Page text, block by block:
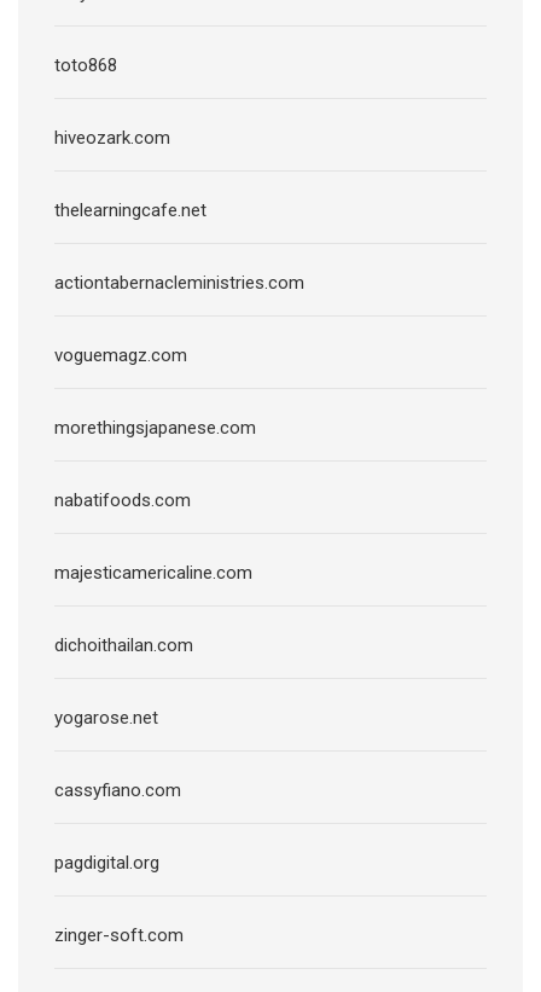
toto868
hiveozark.com
thelearningcafe.net
actiontabernacleministries.com
voguemagz.com
morethingsjapanese.com
nabatifoods.com
majesticamericaline.com
dichoithailan.com
yogarose.net
cassyfiano.com
pagdigital.org
zinger-soft.com